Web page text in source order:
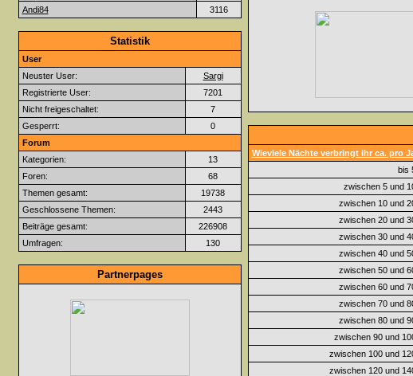
Andi84
3116
Statistik
User
Neuster User:
Sargi
Registrierte User:
7201
Nicht freigeschaltet:
7
Gesperrt:
0
Forum
Kategorien:
13
Foren:
68
Themen gesamt:
19738
Geschlossene Themen:
2443
Beiträge gesamt:
226908
Umfragen:
130
Partnerpages
Wieviele Nächte verbringt ihr ca. pro
bis
zwischen 5 und
zwischen 10 und
zwischen 20 und
zwischen 30 und
zwischen 40 und
zwischen 50 und
zwischen 60 und
zwischen 70 und
zwischen 80 und
zwischen 90 und
zwischen 100 und
zwischen 120 und